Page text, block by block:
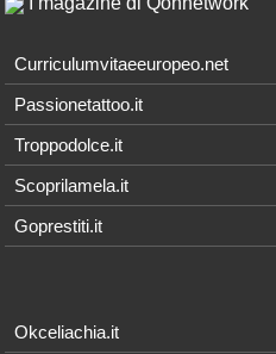
Curriculumvitaeeuropeo.net
Passionetattoo.it
Troppodolce.it
Scoprilamela.it
Goprestiti.it
Okceliachia.it